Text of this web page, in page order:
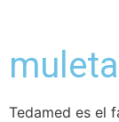
Tedamed es el